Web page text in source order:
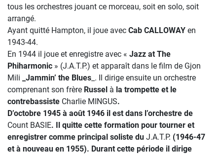
tous les orchestres jouant ce morceau, soit en solo, soit
arrangé.
Ayant quitté Hampton, il joue avec Cab CALLOWAY en
1943-44.
En 1944 il joue et enregistre avec « Jazz at The
Phiharmonic » (J.A.T.P.) et apparaît dans le film de Gjon
Mili
_Jammin’ the Blues _. Il dirige ensuite un orchestre
comprenant son frère Russel à la trompette et le
contrebassiste Charlie MINGUS.
D’octobre 1945 à août 1946 il est dans l’orchestre de
Count BASIE. Il quitte cette formation pour tourner et
enregistrer comme principal soliste du J.A.T.P. (1946-47
et à nouveau en 1955). Durant cette période il dirige